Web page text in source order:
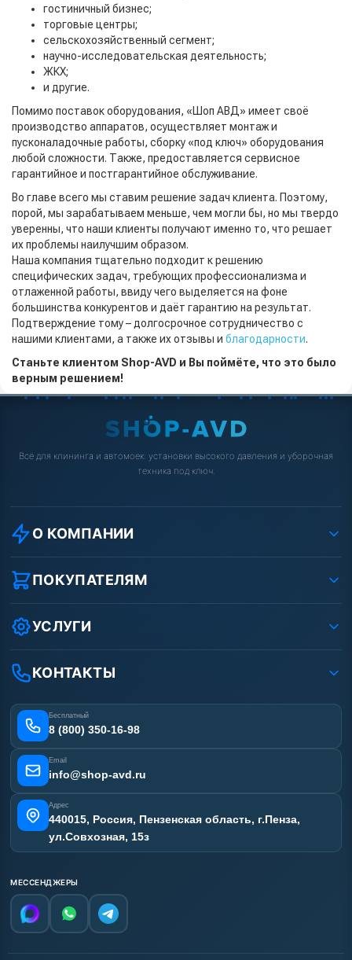
гостиничный бизнес;
торговые центры;
сельскохозяйственный сегмент;
научно-исследовательская деятельность;
ЖКХ;
и другие.
Помимо поставок оборудования, «Шоп АВД» имеет своё
производство аппаратов, осуществляет монтаж и
пусконаладочные работы, сборку «под ключ» оборудования
любой сложности. Также, предоставляется сервисное
гарантийное и постгарантийное обслуживание.
Во главе всего мы ставим решение задач клиента. Поэтому,
порой, мы зарабатываем меньше, чем могли бы, но мы твердо
уверенны, что наши клиенты получают именно то, что решает
их проблемы наилучшим образом.
Наша компания тщательно подходит к решению
специфических задач, требующих профессионализма и
отлаженной работы, ввиду чего выделяется на фоне
большинства конкурентов и даёт гарантию на результат.
Подтверждение тому – долгосрочное сотрудничество с
нашими клиентами, а также их отзывы и благодарности.
Станьте клиентом Shop-AVD и Вы поймёте, что это было
верным решением!
Всё для клининга и автомоек: установки высокого давления и уборочная
техника под ключ.
О КОМПАНИИ
О компании
Реквизиты ООО «Шоп АВД»
Защита данных клиента
Условия соглашения
Вакансии
Статьи
ПОКУПАТЕЛЯМ
Как заказать?
Оплата
Доставка
Лизинг
Получить скидку
УСЛУГИ
Ремонт АВД
Сертификаты
Наши работы
Отзывы наших клиентов
Карта сайта
КОНТАКТЫ
Бесплатный
8 (800) 350-16-98
Email
info@shop-avd.ru
Адрес
440015, Россия, Пензенская область, г.Пенза,
ул.Совхозная, 15з
МЕССЕНДЖЕРЫ